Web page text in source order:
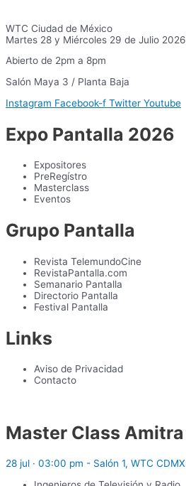
WTC Ciudad de México
Martes 28 y Miércoles 29 de Julio 2026
Abierto de 2pm a 8pm
Salón Maya 3 / Planta Baja
Instagram Facebook-f Twitter Youtube
Expo Pantalla 2026
Expositores
PreRegístro
Masterclass
Eventos
Grupo Pantalla
Revista TelemundoCine
RevistaPantalla.com
Semanario Pantalla
Directorio Pantalla
Festival Pantalla
Links
Aviso de Privacidad
Contacto
Master Class Amitra
28 jul · 03:00 pm - Salón 1, WTC CDMX